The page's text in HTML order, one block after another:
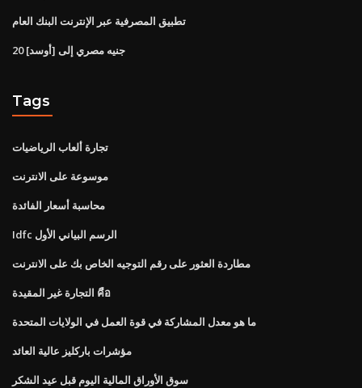
تطبيق المصرفية عبر الإنترنت البنك العام
20 جنيه مصري إلى [أوسد]
Tags
تجارة ألعاب الرياضيات
موسوعة على الانترنت
محاسبة أسعار الفائدة
Idfc الرسم البياني الأول
مطاردة العثور على رقم التوجيه الخاص بك على الانترنت
التجارة غير المقيدة คือ
ما هو معدل المشاركة في قوة العمل في الولايات المتحدة
مؤشرات باركليز عالية العائد
سوق الأوراق المالية اليوم قبل عيد الشكر